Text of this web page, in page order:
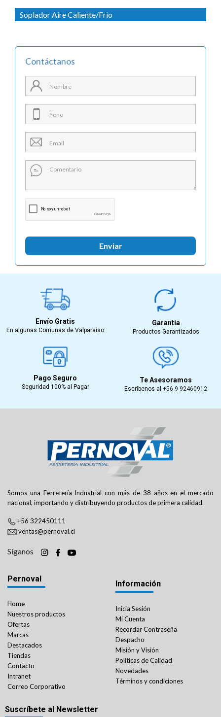
Soplador Aire Caliente/Frio
Contáctanos
Enviar
Envío Gratis
En algunas Comunas de Valparaíso
Garantía
Productos Garantizados
Pago Seguro
Seguridad 100% al Pagar
Te Asesoramos
Escríbenos al +56 9 92460912
Somos una Ferretería Industrial con más de 38 años en el mercado
nacional, importando y distribuyendo productos de primera calidad.
+56 322450111
ventas@pernoval.cl
Síganos
Pernoval
Home
Nuestros productos
Ofertas
Marcas
Destacados
Tiendas
Contacto
Intranet
Correo Corporativo
Información
Inicia Sesión
Mi Cuenta
Recordar Contraseña
Despacho
Misión y Visión
Políticas de Calidad
Novedades
Términos y condiciones
Suscríbete al Newsletter